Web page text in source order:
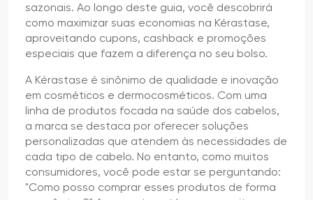
sazonais. Ao longo deste guia, você descobrirá
como maximizar suas economias na Kérastase,
aproveitando cupons, cashback e promoções
especiais que fazem a diferença no seu bolso.
A Kérastase é sinônimo de qualidade e inovação
em cosméticos e dermocosméticos. Com uma
linha de produtos focada na saúde dos cabelos,
a marca se destaca por oferecer soluções
personalizadas que atendem às necessidades de
cada tipo de cabelo. No entanto, como muitos
consumidores, você pode estar se perguntando:
"Como posso comprar esses produtos de forma